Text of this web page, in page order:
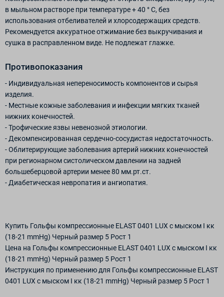
в мыльном растворе при температуре + 40 ° С, без
использования отбеливателей и хлорсодержащих средств.
Рекомендуется аккуратное отжимание без выкручивания и
сушка в расправленном виде. Не подлежат глажке.
Противопоказания
- Индивидуальная непереносимость компонентов и сырья
изделия.
- Местные кожные заболевания и инфекции мягких тканей
нижних конечностей.
- Трофические язвы невенозной этиологии.
- Декомпенсированная сердечно-сосудистая недостаточность.
- Облитерирующие заболевания артерий нижних конечностей
при регионарном систолическом давлении на задней
большеберцовой артерии менее 80 мм.рт.ст.
- Диабетическая невропатия и ангиопатия.
Купить Гольфы компрессионные ELAST 0401 LUX с мыском I кк
(18-21 mmHg) Черный размер 5 Рост 1
Цена на Гольфы компрессионные ELAST 0401 LUX с мыском I кк
(18-21 mmHg) Черный размер 5 Рост 1
Инструкция по применению для Гольфы компрессионные ELAST
0401 LUX с мыском I кк (18-21 mmHg) Черный размер 5 Рост 1